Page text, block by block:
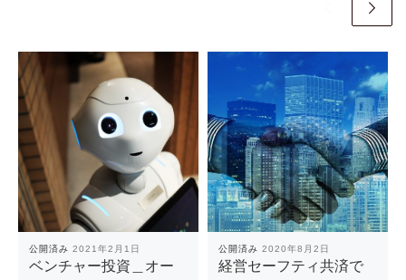
公開済み 2021年2月1日
ベンチャー投資＿オー
公開済み 2020年8月2日
経営セーフティ共済で